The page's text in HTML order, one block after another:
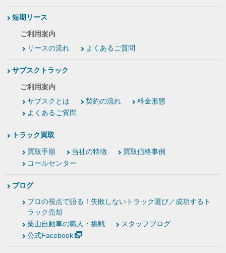
短期リース
ご利用案内
リースの流れ
よくあるご質問
サブスクトラック
ご利用案内
サブスクとは
契約の流れ
料金形態
よくあるご質問
トラック買取
買取手順 当社の特徴
買取価格事例
コールセンター
ブログ
プロの視点で語る！失敗しないトラック選び／成功するト
ラック売却
栗山自動車の職人・挑戦
スタッフブログ
公式Facebook